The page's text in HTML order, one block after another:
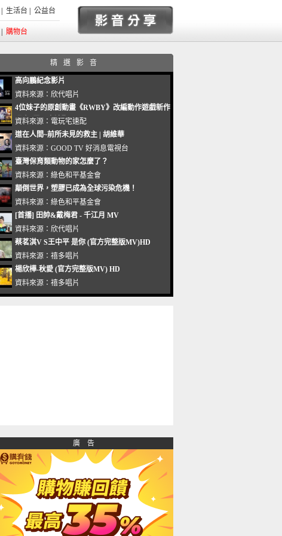
生活台 公益台
購物台
精選影音
高向鵬紀念影片
資料來源： 欣代唱片
4位妹子的原創動畫《RWBY》改編動作遊戲新作
曝光_電玩宅速配20221102
資料來源： 電玩宅速配
道在人間~前所未見的救主 | 胡維華
資料來源： GOOD TV 好消息電視台
臺灣保育類動物的家怎麼了？
資料來源： 綠色和平基金會
顛倒世界，塑膠已成為全球污染危機！
資料來源： 綠色和平基金會
[首播] 田帥&戴梅君 - 千江月 MV
資料來源： 欣代唱片
蔡茗淇V S王中平 是你 (官方完整版MV)HD
資料來源： 禧多唱片
楊欣樺-秋愛 (官方完整版MV) HD
資料來源： 禧多唱片
廣 告